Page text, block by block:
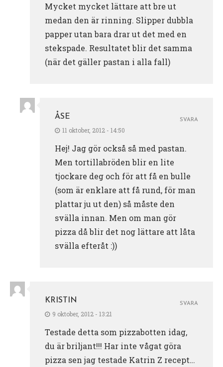
Mycket mycket lättare att bre ut
medan den är rinning. Slipper dubbla
papper utan bara drar ut det med en
stekspade. Resultatet blir det samma
(när det gäller pastan i alla fall)
ÅSE
11 oktober, 2012 - 14:50
Hej! Jag gör också så med pastan.
Men tortillabröden blir en lite
tjockare deg och för att få en bulle
(som är enklare att få rund, för man
plattar ju ut den) så måste den
svälla innan. Men om man gör
pizza då blir det nog lättare att låta
svälla efteråt :))
SVARA
KRISTIN
9 oktober, 2012 - 13:21
Testade detta som pizzabotten idag,
du är briljant!!! Har inte vågat göra
pizza sen jag testade Katrin Z recept…
SVARA